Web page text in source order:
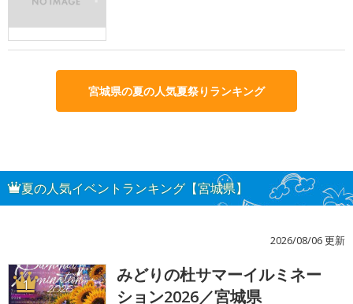
宮城県の夏の人気夏祭りランキング
夏の人気イベントランキング【宮城県】
2026/08/06 更新
1
みどりの杜サマーイルミネー
ション2026／宮城県